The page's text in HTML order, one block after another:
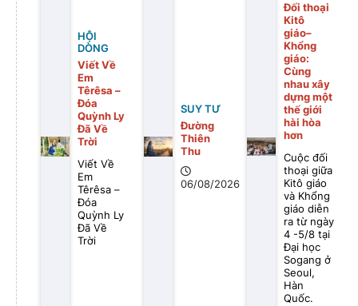
HỘI
DÒNG
Viết Về
Em
Têrêsa –
Đóa
Quỳnh Ly
Đã Về
Trời
Viết Về
Em
Têrêsa –
Đóa
Quỳnh Ly
Đã Về
Trời
SUY TƯ
Đường
Thiên
Thu
06/08/2026
Đối thoại
Kitô
giáo–
Khổng
giáo:
Cùng
nhau xây
dựng một
thế giới
hài hòa
hơn
Cuộc đối
thoại giữa
Kitô giáo
và Khổng
giáo diễn
ra từ ngày
4 -5/8 tại
Đại học
Sogang ở
Seoul,
Hàn
Quốc.